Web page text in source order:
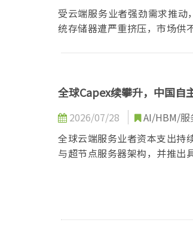
受云端服务业者强劲需求推
统存储器遭严重挤压，市场供
全球Capex续攀升，中国自
2026/07/28 AI/HBM/服
全球云端服务业者资本支出持
与超节点服务器架构，并推出